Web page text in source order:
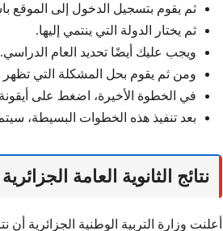
ثم يقوم بتسجيل الدخول إلى الموقع
ثم يختار الدولة التي ينتمي إليها.
ويجب عليك أيضًا تحديد العام الدراسي.
ومن ثم يقوم بحل المشكلة التي تظهر
في الخطوة الأخيرة، اضغط على
بعد تنفيذ هذه الخطوات البسيطة،
نتائج الثانوية العامة الجزائرية